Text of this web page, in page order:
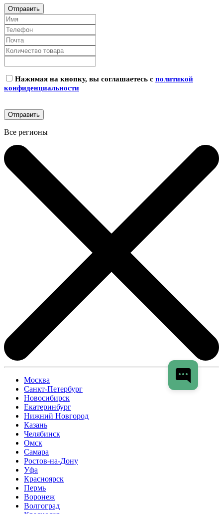
Нажимая на кнопку, вы соглашаетесь с политикой
конфиденциальности
Все регионы
Москва
Санкт-Петербург
Новосибирск
Екатеринбург
Нижний Новгород
Казань
Челябинск
Омск
Самара
Ростов-на-Дону
Уфа
Красноярск
Пермь
Воронеж
Волгоград